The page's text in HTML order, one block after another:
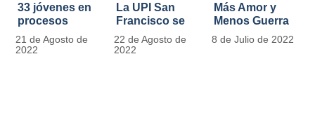
33 jóvenes en
procesos
legales por
tensiones con
21 de Agosto de
2022
La UPI San
Francisco se
llena de color
y vida con la
22 de Agosto de
2022
Más Amor y
Menos Guerra
8 de Julio de 2022